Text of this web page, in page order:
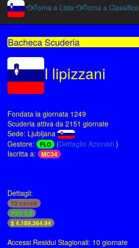
Torna a Lista Torna a Classifica
Bacheca Scuderia
I lipizzani
Fondata la giornata 1249
Scuderia attiva da 2151 giornate
Sede: Ljubljana
Gestore:
FLO (Dettaglio Azionisti )
Iscritta a:
MC34
Dettagli:
13 cavalli
PSV 3.9
$ 4,189,364.94
Accessi Residui Stagionali: 10 giornate